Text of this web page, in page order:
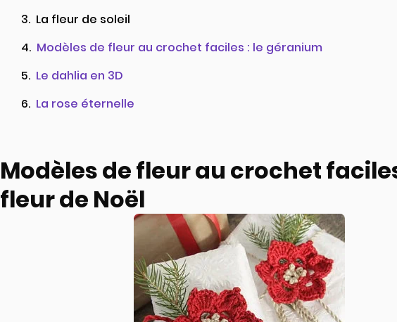
La fleur de soleil
Modèles de fleur au crochet faciles : le géranium
Le dahlia en 3D
La rose éternelle
Modèles de fleur au crochet
fleur de Noël